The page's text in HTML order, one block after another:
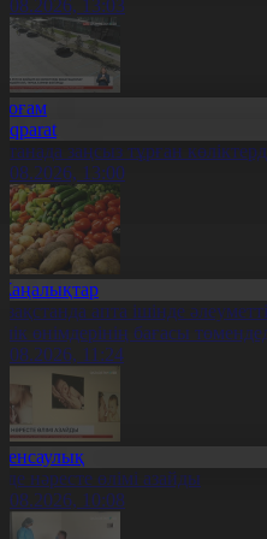
13:03
заңсыз тұрған
13:00
апта ішінде
өнімдерінің бағасы
11:24
нәресте өлімі азайды
10:08